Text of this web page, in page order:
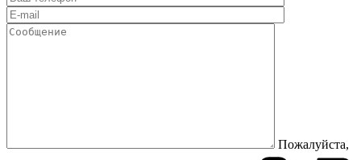
Пожалуйста,